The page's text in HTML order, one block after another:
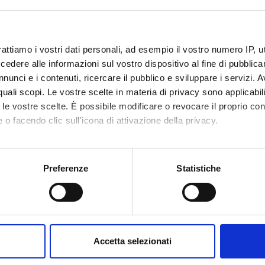
i vostri dati personali, ad esempio il vostro numero IP,
alle informazioni sul vostro dispositivo al fine di
e i contenuti, ricercare il pubblico e sviluppare i servizi.
scopi. Le vostre scelte in materia di privacy sono
vostre scelte. È possibile modificare o revocare il proprio
o facendo clic sull'icona di attivazione della privacy.
anche:
sulla tua posizione geografica, con un'approssimazione di
in qualsiasi momento dalla Dichiarazione sui cookie.
Preferenze Statistiche
Accetta selezionati
CLASSROOM TEACHER
https://univr.zoom.us/j/96114528851
SMT.03, Santa Marta
Luca
https://univr.zoom.us/j/96114528851
SMT.03, Santa Marta
Polo Santa
Luigina